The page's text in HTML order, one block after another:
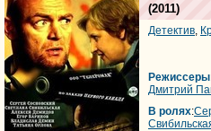
(2011)
Детектив
Режиссеры
Дмитрий
В ролях: